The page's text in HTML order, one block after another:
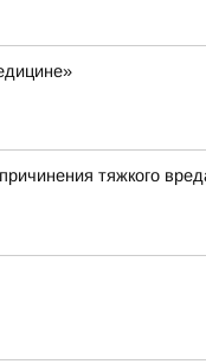
тяжкого